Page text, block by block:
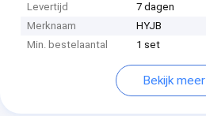
Levertijd
7 dagen
Merknaam
HYJB
Min. bestelaantal
1 set
Bekijk meer